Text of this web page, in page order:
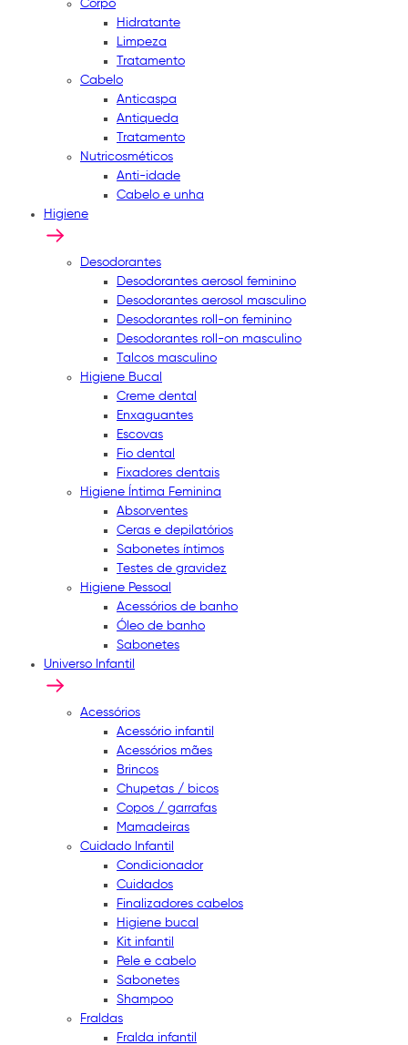
Corpo
Hidratante
Limpeza
Tratamento
Cabelo
Anticaspa
Antiqueda
Tratamento
Nutricosméticos
Anti-idade
Cabelo e unha
Higiene
Desodorantes
Desodorantes aerosol feminino
Desodorantes aerosol masculino
Desodorantes roll-on feminino
Desodorantes roll-on masculino
Talcos masculino
Higiene Bucal
Creme dental
Enxaguantes
Escovas
Fio dental
Fixadores dentais
Higiene Íntima Feminina
Absorventes
Ceras e depilatórios
Sabonetes íntimos
Testes de gravidez
Higiene Pessoal
Acessórios de banho
Óleo de banho
Sabonetes
Universo Infantil
Acessórios
Acessório infantil
Acessórios mães
Brincos
Chupetas / bicos
Copos / garrafas
Mamadeiras
Cuidado Infantil
Condicionador
Cuidados
Finalizadores cabelos
Higiene bucal
Kit infantil
Pele e cabelo
Sabonetes
Shampoo
Fraldas
Fralda infantil